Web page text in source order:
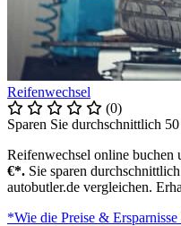
Reifenwechsel
(0)
Sparen Sie durchschnittlich
Reifenwechsel online buchen
€*. Sie sparen durchschnittlich
autobutler.de vergleichen.
*Wie die Preise &